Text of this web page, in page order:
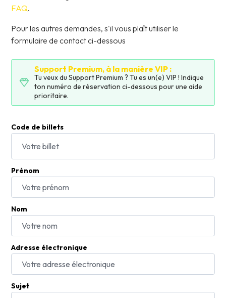
FAQ.
Pour les autres demandes, s'il vous plaît utiliser le
formulaire de contact ci-dessous
Support Premium, à la manière VIP :
Tu veux du Support Premium ? Tu es un(e) VIP ! Indique
ton numéro de réservation ci-dessous pour une aide
prioritaire.
Code de billets
Prénom
Nom
Adresse électronique
Sujet